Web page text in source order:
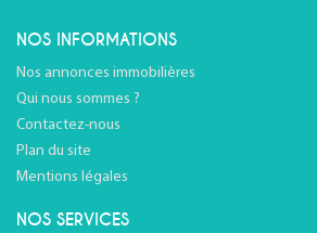
NOS INFORMATIONS
Nos annonces immobilières
Qui nous sommes ?
Contactez-nous
Plan du site
Mentions légales
NOS SERVICES